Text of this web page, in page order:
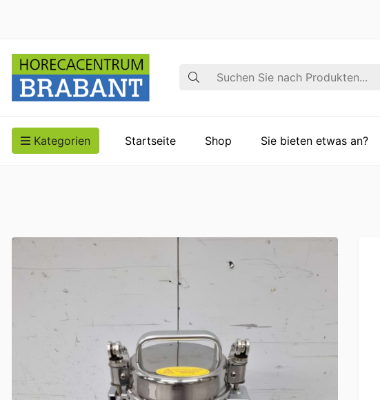
Suche
Kategorien Startseite Shop Sie bieten etwas an?